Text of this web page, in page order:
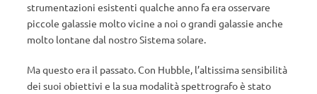
strumentazioni esistenti qualche anno fa era osservare
piccole galassie molto vicine a noi o grandi galassie anche
molto lontane dal nostro Sistema solare.
Ma questo era il passato. Con Hubble, l’altissima sensibilità
dei suoi obiettivi e la sua modalità spettrografo è stato